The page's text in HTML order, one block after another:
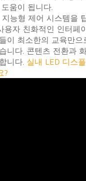
움이 됩니다.
지능형 제어 시스템을
용자 친화적인 인터페
이 최소한의 교육만으
니다. 콘텐츠 전환과
니다. 실내 LED 디스
?